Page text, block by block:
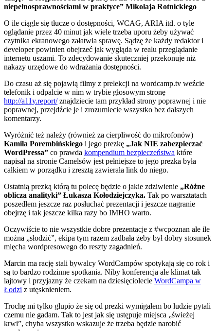
niepełnosprawnościami w praktyce” Mikołaja Rotnickiego
O ile ciągle się tłucze o dostępności, WCAG, ARIA itd. o tyle
oglądanie przez 40 minut jak wiele trzeba uporu żeby używać
czytnika ekranowego załatwia sprawę. Sądzę że każdy redaktor i
developer powinien obejrzeć jak wygląda w realu przeglądanie
internetu uszami. To zdecydowanie skuteczniej przekonuje niż
nakazy urzędowe do wdrażania dostępności.
Do czasu aż się pojawią filmy z prelekcji na wordcamp.tv weźcie
telefonik i odpalcie w nim w trybie głosowym stronę
http://a11y.report/znajdziecie tam przykład strony poprawnej i nie
poprawnej, przejdźcie je i zrozumiecie wszystko bez dalszych
komentarzy.
Wyróżnić też należy (również za cierpliwość do mikrofonów)
Kamila Porembińskiego i jego prezkę „Jak NIE zabezpieczać
WordPressa” co prawda kompendium bezpieczeństwa które
napisał na stronie Camelsów jest pełniejsze to jego prezka była
całkiem w porządku i zresztą zawierała link do niego.
Ostatnią prezką którą tu polecę będzie o jakie zdziwienie „Różne
oblicza analityki” Łukasza Kołodziejczyka. Tak po warsztatach
poszedłem jeszcze raz posłuchać prezentacji i jeszcze nagranie
obejrzę i tak jeszcze kilka razy bo IMHO warto.
Oczywiście to nie wszystkie dobre prezentacje z #wcpoznan ale ile
można „słodzić”, ekipa tym razem zadbała żeby był dobry stosunek
mięcha wordpresowego do reszty zagadnień.
Marcin ma rację stali bywalcy WordCampów spotykają się co rok i
są to bardzo rodzinne spotkania. Niby konferencja ale klimat tak
lajtowy i przyjazny że czekam na dziesięciolecie WordCampa w
Łodzi z utęsknieniem.
Trochę mi tylko głupio że się od prezki wymigałem bo ludzie pytali
czemu nie gadam. Tak to jest jak się ustępuje miejsca „świeżej
krwi”, chyba wszystko wskazuje że trzeba będzie narobić